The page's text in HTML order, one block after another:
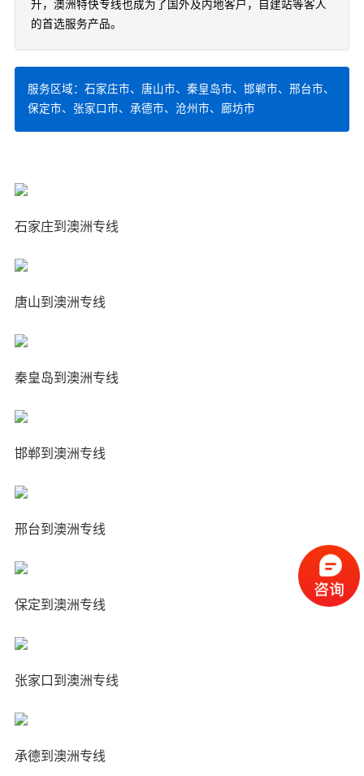
升，澳洲特快专线也成为了国外及内地客户，自建站等客人
的首选服务产品。
服务区域：石家庄市、唐山市、秦皇岛市、邯郸市、邢台市、
保定市、张家口市、承德市、沧州市、廊坊市
石家庄到澳洲专线
唐山到澳洲专线
秦皇岛到澳洲专线
邯郸到澳洲专线
邢台到澳洲专线
保定到澳洲专线
张家口到澳洲专线
承德到澳洲专线